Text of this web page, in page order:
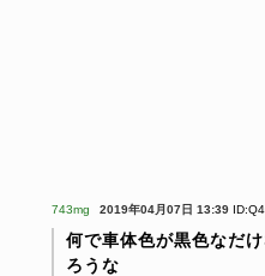
743mg 2019年04月07日 13:39
何で車体色が黒色なだ
ろうな